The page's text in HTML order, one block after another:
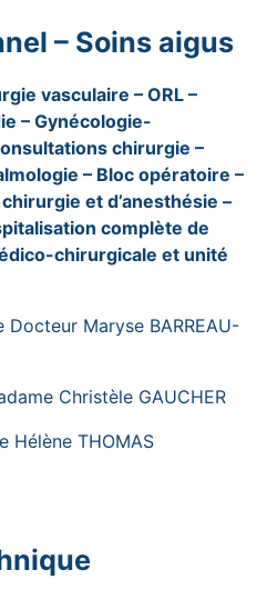
– Soins aigus
vasculaire – ORL –
– Gynécologie-
chirurgie –
– Bloc opératoire –
et d’anesthésie –
complète de
chirurgicale et unité
Maryse BARREAU-
Christèle GAUCHER
Hélène THOMAS